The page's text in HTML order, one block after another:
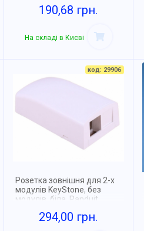
190,68 грн.
На складі в Києві
код: 29906
Розетка зовнішня для 2-х
модулів KeyStone, без
модулів, біла, Panduit
294,00 грн.